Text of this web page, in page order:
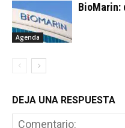
Agenda
BioMarin:
DEJA UNA RESPUESTA